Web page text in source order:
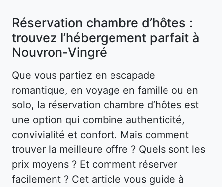
Réservation chambre d’hôtes :
trouvez l’hébergement parfait à
Nouvron-Vingré
Que vous partiez en escapade
romantique, en voyage en famille ou en
solo, la réservation chambre d’hôtes est
une option qui combine authenticité,
convivialité et confort. Mais comment
trouver la meilleure offre ? Quels sont les
prix moyens ? Et comment réserver
facilement ? Cet article vous guide à